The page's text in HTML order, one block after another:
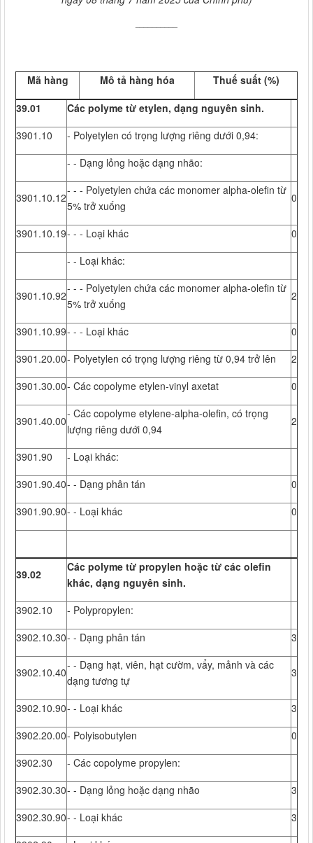
Mã hàng Mô tả hàng hóa
Thuế suất (%)
39.01
Các polyme từ etylen, dạng nguyên sinh.
3901.10
- Polyetylen có trọng lượng riêng dưới 0,94:
- - Dạng lỏng hoặc dạng nhão:
3901.10.12
- - - Polyetylen chứa các monomer alpha-olefin từ
5% trở xuống
0
3901.10.19- - - Loại khác
0
- - Loại khác:
3901.10.92
- - - Polyetylen chứa các monomer alpha-olefin từ
5% trở xuống
2
3901.10.99- - - Loại khác
0
3901.20.00- Polyetylen có trọng lượng riêng từ 0,94 trở lên
2
3901.30.00- Các copolyme etylen-vinyl axetat 0
3901.40.00
- Các copolyme etylene-alpha-olefin, có trọng
lượng riêng dưới 0,94
2
3901.90
- Loại khác:
3901.90.40- - Dạng phân tán
0
3901.90.90- - Loại khác 0
39.02
Các polyme từ propylen hoặc từ các olefin
khác, dạng nguyên sinh.
3902.10
- Polypropylen:
3902.10.30- - Dạng phân tán 3
3902.10.40
- - Dạng hạt, viên, hạt cườm, vẩy, mảnh và các
dạng tương tự
3
3902.10.90- - Loại khác
3
3902.20.00- Polyisobutylen
0
3902.30
- Các copolyme propylen:
3902.30.30- - Dạng lỏng hoặc dạng nhão
3
3902.30.90- - Loại khác
3